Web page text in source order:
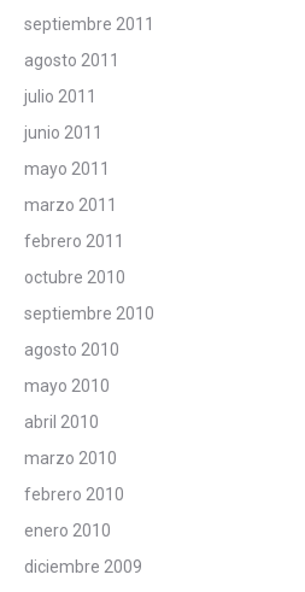
septiembre 2011
agosto 2011
julio 2011
junio 2011
mayo 2011
marzo 2011
febrero 2011
octubre 2010
septiembre 2010
agosto 2010
mayo 2010
abril 2010
marzo 2010
febrero 2010
enero 2010
diciembre 2009